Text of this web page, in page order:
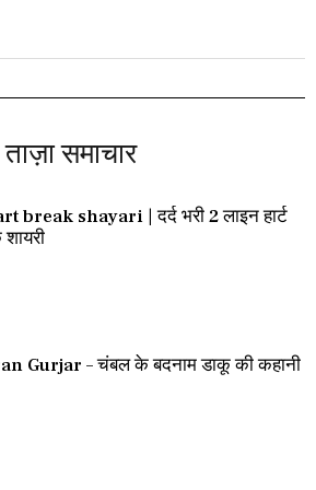
ताज़ा समाचार
break shayari | दर्द भरी 2 लाइन हार्ट
Gurjar – चंबल के बदनाम डाकू की कहानी